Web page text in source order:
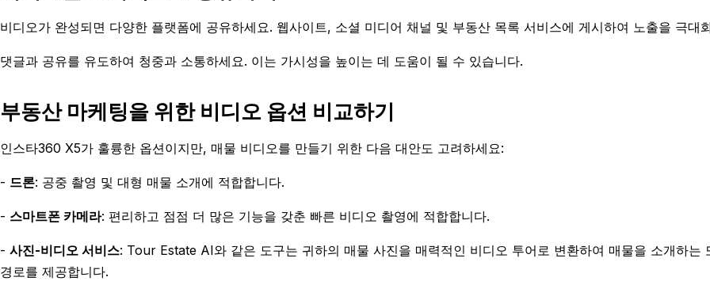
비디오가 완성되면 다양한 플랫폼에 공유하세요. 웹사이트, 소셜 미디어 채널 및 부동산 목록 서비스에 게시하여 노출을 극대
댓글과 공유를 유도하여 청중과 소통하세요. 이는 가시성을 높이는 데 도움이 될 수 있습니다.
부동산 마케팅을 위한 비디오 옵션 비교하기
인스타360 X5가 훌륭한 옵션이지만, 매물 비디오를 만들기 위한 다음 대안도 고려하세요:
- 드론: 공중 촬영 및 대형 매물 소개에 적합합니다.
- 스마트폰 카메라: 편리하고 점점 더 많은 기능을 갖춘 빠른 비디오 촬영에 적합합니다.
- 사진-비디오 서비스: Tour Estate AI와 같은 도구는 귀하의 매물 사진을 매력적인 비디오 투어로 변환하여 매물을 소개하는
경로를 제공합니다.